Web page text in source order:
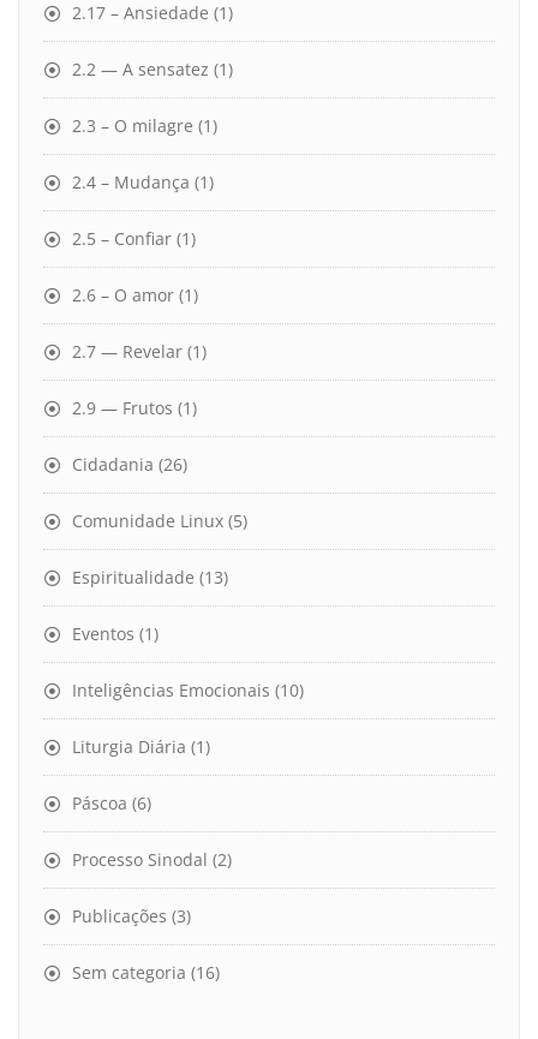
2.17 – Ansiedade (1)
2.2 — A sensatez (1)
2.3 – O milagre (1)
2.4 – Mudança (1)
2.5 – Confiar (1)
2.6 – O amor (1)
2.7 — Revelar (1)
2.9 — Frutos (1)
Cidadania (26)
Comunidade Linux (5)
Espiritualidade (13)
Eventos (1)
Inteligências Emocionais (10)
Liturgia Diária (1)
Páscoa (6)
Processo Sinodal (2)
Publicações (3)
Sem categoria (16)